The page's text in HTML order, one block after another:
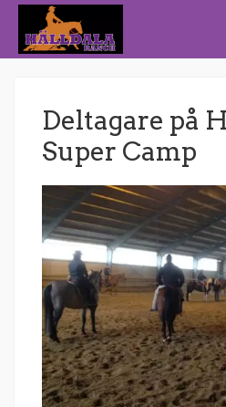
Deltagare på
Super Camp